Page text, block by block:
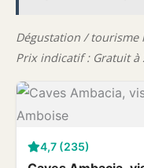
Dégustation / tourisme
Prix indicatif : Gratuit à
4,7 (235)